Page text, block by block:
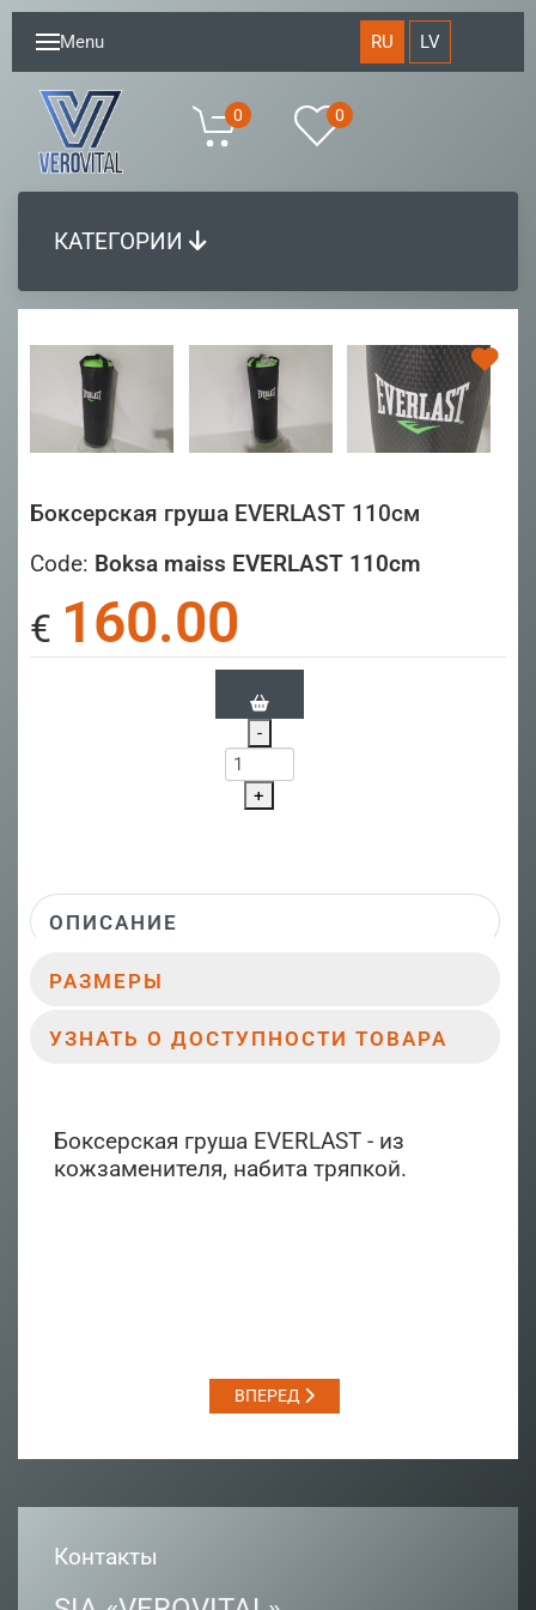
Menu RU LV
0 0
КАТЕГОРИИ
Боксерская груша EVERLAST 110см
Code: Boksa maiss EVERLAST 110cm
€ 160.00
-
+
ОПИСАНИЕ
РАЗМЕРЫ
УЗНАТЬ О ДОСТУПНОСТИ ТОВАРА
Боксерская груша EVERLAST - из
кожзаменителя, набита тряпкой.
ВПЕРЕД
Контакты